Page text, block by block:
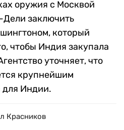
оружия с Москвой
заключить
который
чтобы Индия закупала
уточняет, что
крупнейшим
Индии.
Красников